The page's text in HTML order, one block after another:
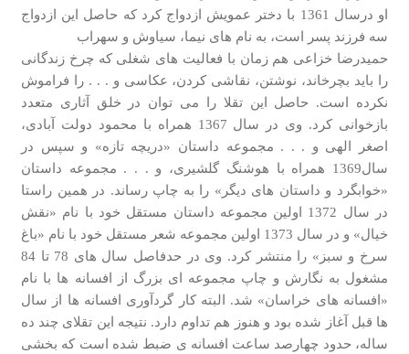
او درسال 1361 با دختر عمویش ازدواج کرد که حاصل این ازدواج
سه فرزند پسر است، به نام های نیما، سیاوش و سهراب
حمیدرضا خزاعی هم زمان با فعالیت های شغلی که چرخ زندگانی
را باید بچرخاند، نوشتن، نقاشی کردن، عکاسی و . . . را فراموش
نکرده است. حاصل این تقلا را می توان در خلق آثاری متعدد
بازخوانی کرد. وی در سال 1367 همراه با محمود دولت آبادی،
اصغر الهی و . . . مجموعه داستان «دریچه تازه» و سپس در
سال1369 همراه با هوشنگ گلشیری، و . . . مجموعه داستان
«خوابگرد و داستان های دیگر» را به چاپ رساند. در همین راستا
در سال 1372 اولین مجموعه داستان مستقل خود با نام «نقش
خیال» و در سال 1373 اولین مجموعه شعر مستقل خود با نام «باغ
سرخ و سبز» را منتشر کرد. وی در حدفاصل سال های 78 تا 84
مشغول به نگارش و چاپ مجموعه ای بزرگ از افسانه ها با نام
«افسانه های خراسان» شد. البته کار گردآوری افسانه ها از سال
ها قبل آغاز شده بود و هنوز هم تداوم دارد. نتیجه این تقلای چند ده
ساله، حدود چهارصد ساعت افسانه ی ضبط شده است که بخشی